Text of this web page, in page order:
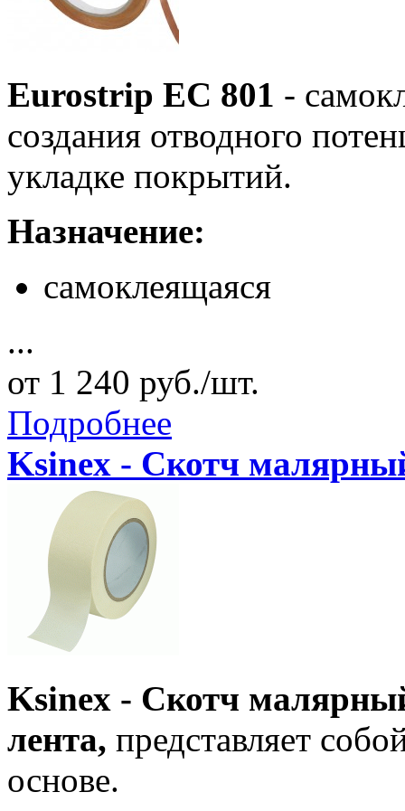
Eurostrip EC 801 -
создания отводного
укладке покрытий.
Назначение:
самоклеящаяся
...
от 1 240 руб./шт.
Подробнее
Ksinex - Скотч
Ksinex - Скотч
лента, представляет
основе.